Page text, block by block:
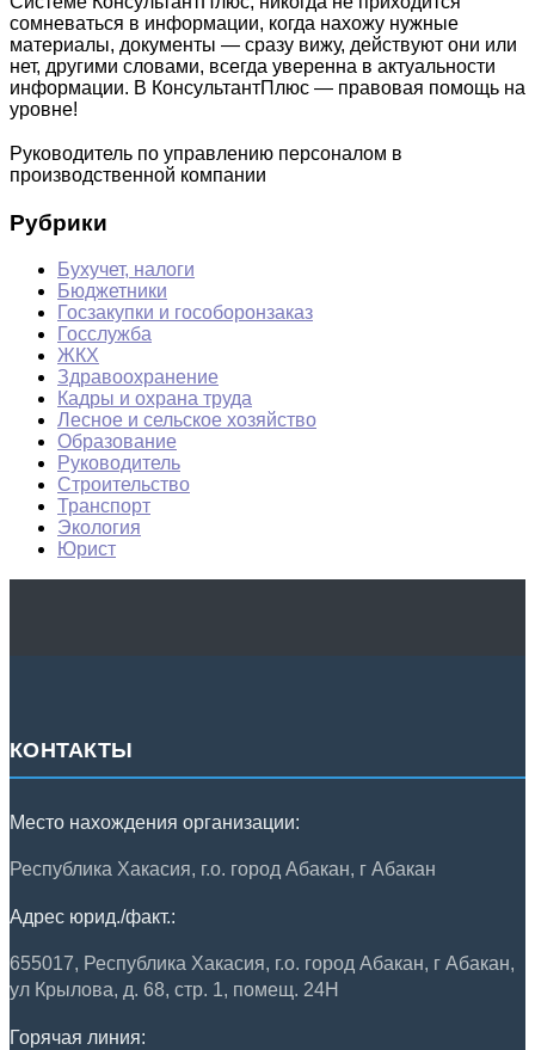
сомневаться в информации, когда нахожу нужные
материалы, документы — сразу вижу, действуют они или
нет, другими словами, всегда уверенна в актуальности
информации. В КонсультантПлюс — правовая помощь на
уровне!
Руководитель по управлению персоналом в
производственной компании
Рубрики
Бухучет, налоги
Бюджетники
Госзакупки и гособоронзаказ
Госслужба
ЖКХ
Здравоохранение
Кадры и охрана труда
Лесное и сельское хозяйство
Образование
Руководитель
Строительство
Транспорт
Экология
Юрист
КОНТАКТЫ
Место нахождения организации:
Республика Хакасия, г.о. город Абакан, г Абакан
Адрес юрид./факт.:
655017, Республика Хакасия, г.о. город Абакан, г Абакан,
ул Крылова, д. 68, стр. 1, помещ. 24Н
Горячая линия: